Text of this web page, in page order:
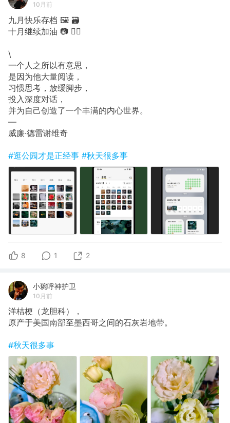
10月前
九月快乐存档 🖼 🗃
十月继续加油 📷 🙋‍♀️
\
一个人之所以有意思，
是因为他大量阅读，
习惯思考，放缓脚步，
投入深度对话，
并为自己创造了一个丰满的内心世界。
—
威廉·德雷谢维奇
#逛公园才是正经事 #秋天很多事
8 1 2
小琬呼神护卫
10月前
洋桔梗（龙胆科），
原产于美国南部至墨西哥之间的石灰岩地带。
#秋天很多事